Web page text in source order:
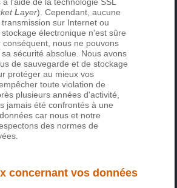
à l'aide de la technologie SSL
Layer). Cependant, aucune
sur Internet ou
électronique n'est sûre
conséquent, nous ne pouvons
sécurité absolue. Nous avons
de sauvegarde et de stockage
protéger au mieux vos
toute violation de
plusieurs années d'activité,
jamais été confrontés à une
car nous et notre
des normes de
concernant vos données